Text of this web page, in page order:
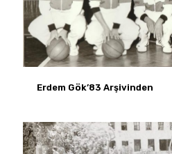
Erdem Gök’83 Arşivinden